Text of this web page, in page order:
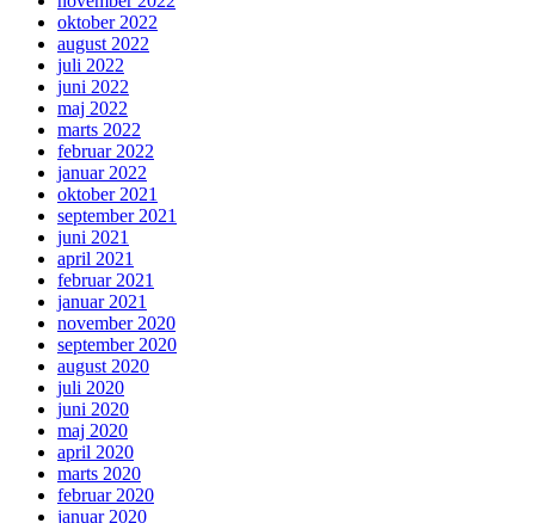
oktober 2022
august 2022
juli 2022
juni 2022
maj 2022
marts 2022
februar 2022
januar 2022
oktober 2021
september 2021
juni 2021
april 2021
februar 2021
januar 2021
november 2020
september 2020
august 2020
juli 2020
juni 2020
maj 2020
april 2020
marts 2020
februar 2020
januar 2020